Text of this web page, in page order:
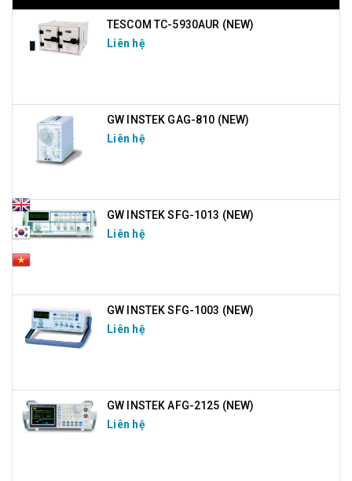
TESCOM TC-5930AUR (NEW)
Liên hệ
GW INSTEK GAG-810 (NEW)
Liên hệ
GW INSTEK SFG-1013 (NEW)
Liên hệ
GW INSTEK SFG-1003 (NEW)
Liên hệ
GW INSTEK AFG-2125 (NEW)
Liên hệ